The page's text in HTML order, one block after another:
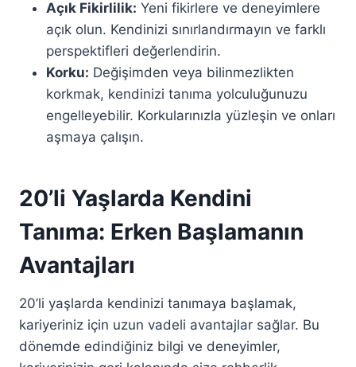
Açık Fikirlilik: Yeni fikirlere ve deneyimlere
açık olun. Kendinizi sınırlandırmayın ve farklı
perspektifleri değerlendirin.
Korku: Değişimden veya bilinmezlikten
korkmak, kendinizi tanıma yolculuğunuzu
engelleyebilir. Korkularınızla yüzleşin ve onları
aşmaya çalışın.
20’li Yaşlarda Kendini
Tanıma: Erken Başlamanın
Avantajları
20’li yaşlarda kendinizi tanımaya başlamak,
kariyeriniz için uzun vadeli avantajlar sağlar. Bu
dönemde edindiğiniz bilgi ve deneyimler,